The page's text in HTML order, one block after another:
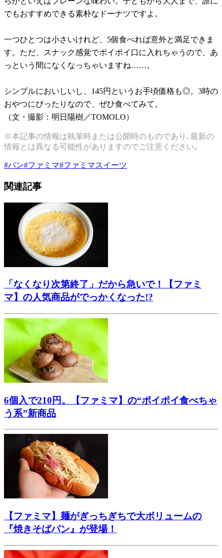
でもおすすめできる素朴なドーナツですよ。
一つひとつは小さいけれど、5個食べれば意外と満足できま
す。ただ、スナック感覚でポイポイ口に入れちゃうので、あ
っという間になくなっちゃいますね……。
シンプルにおいしいし、145円というお手頃価格も◎。3時の
おやつにぴったりなので、ぜひ食べてみて。
（文・撮影：明日陽樹／TOMOLO）
※本記事の情報は執筆時または公開時のものであり､最新の
情報とは異なる可能性がありますのでご注意ください｡
#パン#ファミマ#ファミマスイーツ
関連記事
「なくなり次第終了」だから急いで！【ファミ
マ】の人気商品がでっかくなった!?
6個入で210円。【ファミマ】の“ポイポイ食べちゃ
う系”新商品
【ファミマ】麺がぎっちぎちで大ボリュームの
『焼きそばパン』が登場！